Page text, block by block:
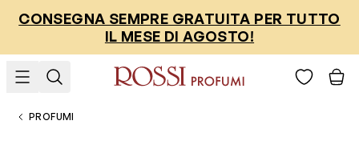
CONSEGNA SEMPRE GRATUITA PER TUTTO
IL MESE DI AGOSTO!
PROFUMI